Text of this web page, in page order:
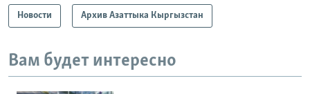
Новости Архив Азаттыка Кыргызстан
Вам будет интересно